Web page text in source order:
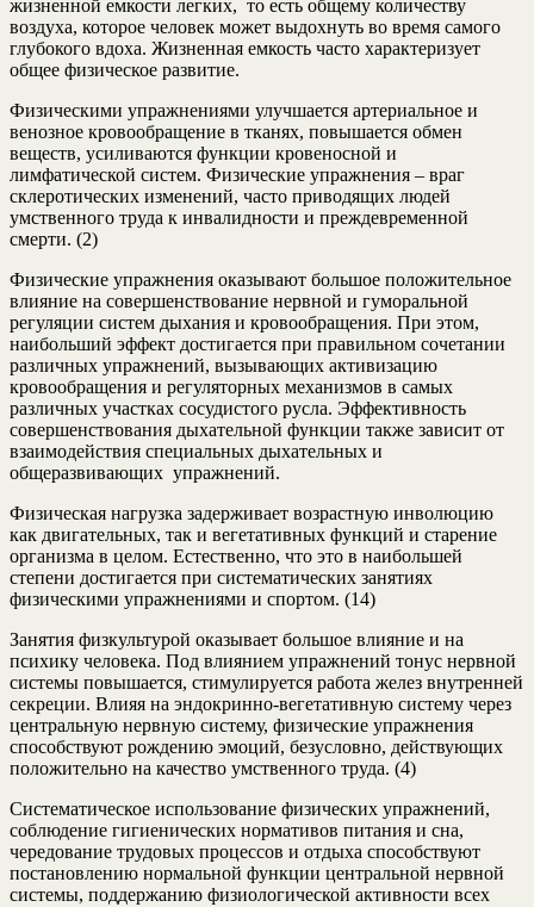
жизненной емкости легких, то есть общему количеству
воздуха, которое человек может выдохнуть во время самого
глубокого вдоха. Жизненная емкость часто характеризует
общее физическое развитие.
Физическими упражнениями улучшается артериальное и
венозное кровообращение в тканях, повышается обмен
веществ, усиливаются функции кровеносной и
лимфатической систем. Физические упражнения – враг
склеротических изменений, часто приводящих людей
умственного труда к инвалидности и преждевременной
смерти. (2)
Физические упражнения оказывают большое положительное
влияние на совершенствование нервной и гуморальной
регуляции систем дыхания и кровообращения. При этом,
наибольший эффект достигается при правильном сочетании
различных упражнений, вызывающих активизацию
кровообращения и регуляторных механизмов в самых
различных участках сосудистого русла. Эффективность
совершенствования дыхательной функции также зависит от
взаимодействия специальных дыхательных и
общеразвивающих упражнений.
Физическая нагрузка задерживает возрастную инволюцию
как двигательных, так и вегетативных функций и старение
организма в целом. Естественно, что это в наибольшей
степени достигается при систематических занятиях
физическими упражнениями и спортом. (14)
Занятия физкультурой оказывает большое влияние и на
психику человека. Под влиянием упражнений тонус нервной
системы повышается, стимулируется работа желез внутренней
секреции. Влияя на эндокринно-вегетативную систему через
центральную нервную систему, физические упражнения
способствуют рождению эмоций, безусловно, действующих
положительно на качество умственного труда. (4)
Систематическое использование физических упражнений,
соблюдение гигиенических нормативов питания и сна,
чередование трудовых процессов и отдыха способствуют
постановлению нормальной функции центральной нервной
системы, поддержанию физиологической активности всех